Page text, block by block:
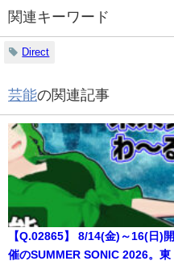
関連キーワード
Direct
芸能の関連記事
【Q.02865】 8/14(金)～16(日)開
催のSUMMER SONIC 2026。東